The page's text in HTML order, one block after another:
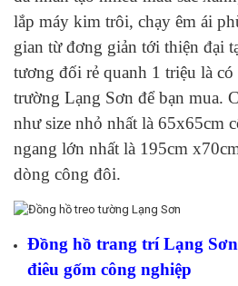
lắp máy kim trôi, chạy êm ái
gian từ đơng giản tới thiện đại
tương đối rẻ quanh 1 triệu là
trường Lạng Sơn để bạn mua.
như size nhỏ nhất là 65x65cm
ngang lớn nhất là 195cm
dòng công đôi.
Đồng hồ trang trí Lạng
điêu gốm công nghiệp